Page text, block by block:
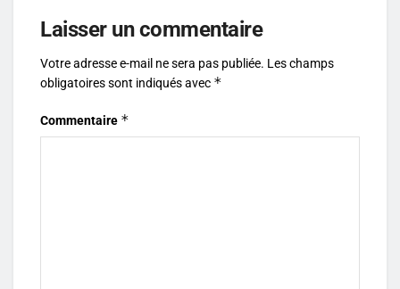
Laisser un commentaire
Votre adresse e-mail ne sera pas publiée. Les champs
obligatoires sont indiqués avec *
Commentaire *